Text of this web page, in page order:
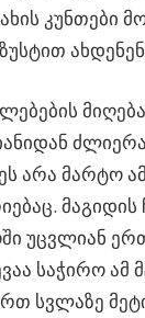
კუნთები
არა მარტო
უცვლიან
საჭირო
სვლაზე